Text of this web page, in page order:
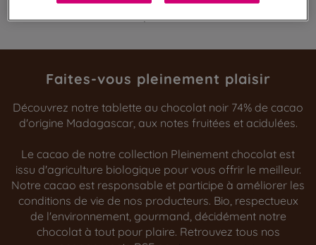
100
Fabriqué en France
Faites-vous pleinement plaisir
Découvrez notre tablette au chocolat noir 74% de cacao
d'origine Madagascar, aux notes fruitées et acidulées.
Le cacao de notre collection Pleinement chocolat est
issu d'agriculture biologique pour vous offrir le meilleur.
Notre cacao est responsable et participe à améliorer les
conditions de vie de nos producteurs. Bio, respectueux
de l'environnement, gourmand, décidément notre
chocolat à tout pour plaire. Retrouvez tous nos